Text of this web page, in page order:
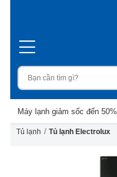
Máy lạnh giảm sốc đến 50%
Tủ lạnh / Tủ lạnh Electrolux